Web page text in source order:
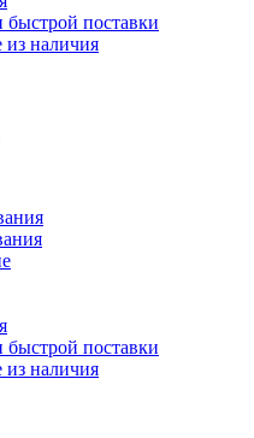
поставки
поставки